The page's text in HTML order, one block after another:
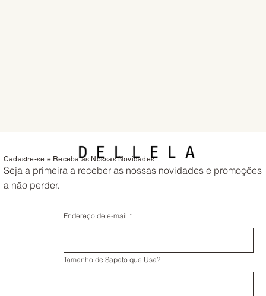
Cadastre-se e Receba as Nossas Novidades.
Seja a primeira a receber as nossas novidades e promoções
a não perder.
Endereço de e-mail *
Tamanho de Sapato que Usa?